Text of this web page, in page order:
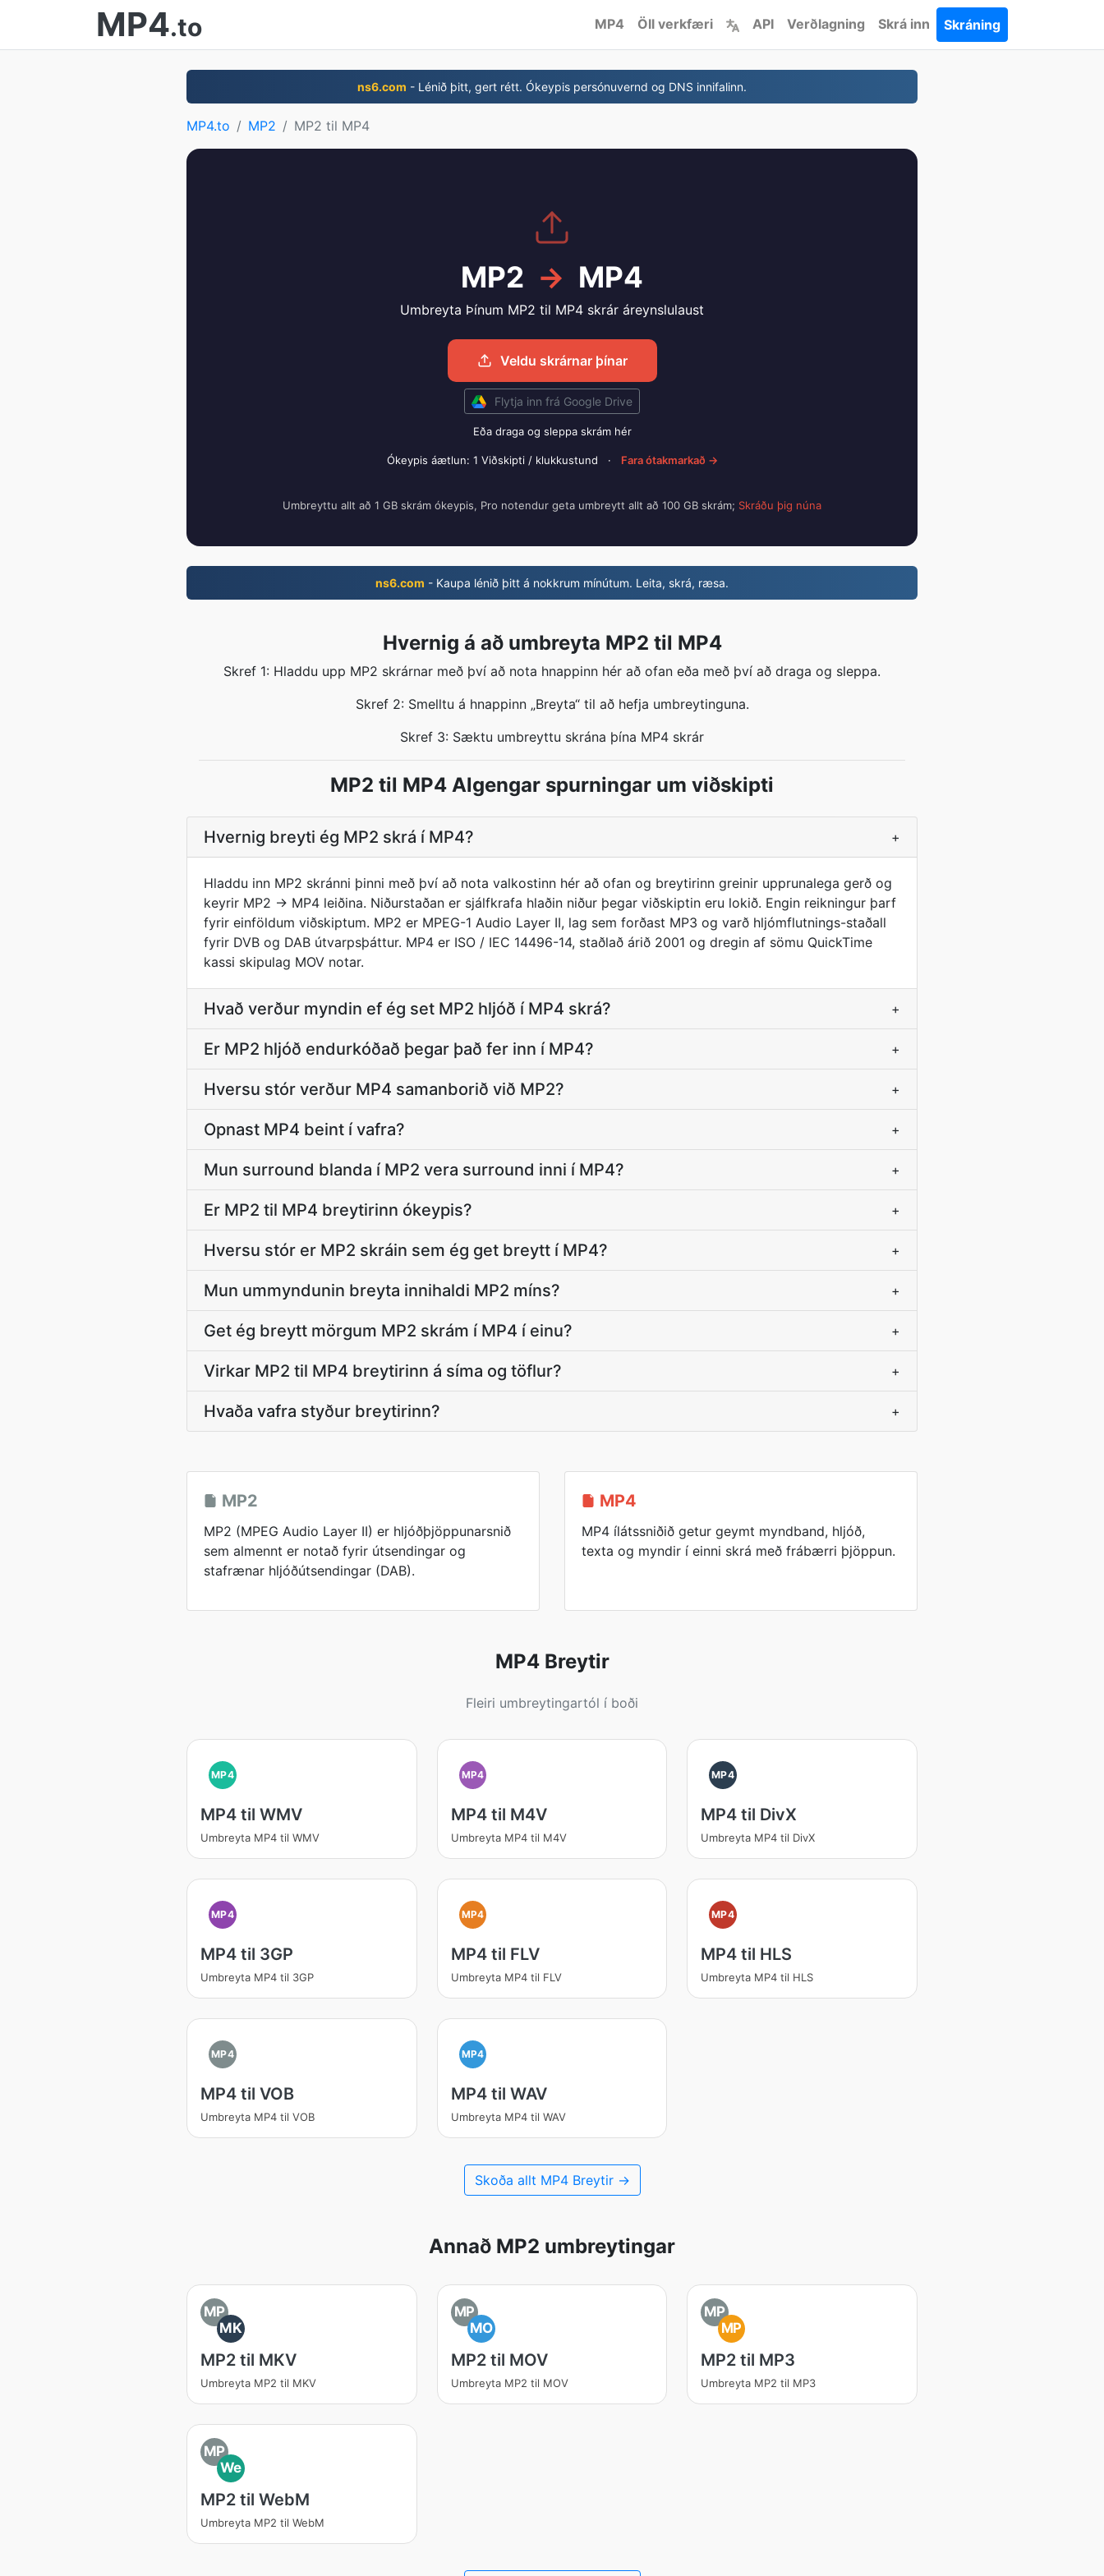
MP4.to MP4 Öll verkfæri API Verðlagning Skrá inn Skráning
ns6.com - Lénið þitt, gert rétt. Ókeypis persónuvernd og DNS innifalinn.
MP4.to MP2 MP2 til MP4
MP2 → MP4
Umbreyta Þínum MP2 til MP4 skrár áreynslulaust
Veldu skrárnar þínar
Flytja inn frá Google Drive
Eða draga og sleppa skrám hér
Ókeypis áætlun: 1 Viðskipti / klukkustund · Fara ótakmarkað →
Umbreyttu allt að 1 GB skrám ókeypis, Pro notendur geta umbreytt allt að 100 GB skrám; Skráðu þig núna
ns6.com - Kaupa lénið þitt á nokkrum mínútum. Leita, skrá, ræsa.
Hvernig á að umbreyta MP2 til MP4
Skref 1: Hladdu upp MP2 skrárnar með því að nota hnappinn hér að ofan eða með því að draga og sleppa.
Skref 2: Smelltu á hnappinn „Breyta“ til að hefja umbreytinguna.
Skref 3: Sæktu umbreyttu skrána þína MP4 skrár
MP2 til MP4 Algengar spurningar um viðskipti
Hvernig breyti ég MP2 skrá í MP4? +
Hladdu inn MP2 skránni þinni með því að nota valkostinn hér að ofan og breytirinn greinir upprunalega gerð og
keyrir MP2 → MP4 leiðina. Niðurstaðan er sjálfkrafa hlaðin niður þegar viðskiptin eru lokið. Engin reikningur þarf
fyrir einföldum viðskiptum. MP2 er MPEG-1 Audio Layer II, lag sem forðast MP3 og varð hljómflutnings-staðall
fyrir DVB og DAB útvarpsþáttur. MP4 er ISO / IEC 14496-14, staðlað árið 2001 og dregin af sömu QuickTime
kassi skipulag MOV notar.
Hvað verður myndin ef ég set MP2 hljóð í MP4 skrá? +
Er MP2 hljóð endurkóðað þegar það fer inn í MP4? +
Hversu stór verður MP4 samanborið við MP2? +
Opnast MP4 beint í vafra? +
Mun surround blanda í MP2 vera surround inni í MP4? +
Er MP2 til MP4 breytirinn ókeypis? +
Hversu stór er MP2 skráin sem ég get breytt í MP4? +
Mun ummyndunin breyta innihaldi MP2 míns? +
Get ég breytt mörgum MP2 skrám í MP4 í einu? +
Virkar MP2 til MP4 breytirinn á síma og töflur? +
Hvaða vafra styður breytirinn? +
MP2
MP2 (MPEG Audio Layer II) er hljóðþjöppunarsnið
sem almennt er notað fyrir útsendingar og
stafrænar hljóðútsendingar (DAB).
MP4
MP4 ílátssniðið getur geymt myndband, hljóð,
texta og myndir í einni skrá með frábærri þjöppun.
MP4 Breytir
Fleiri umbreytingartól í boði
MP4
MP4 til WMV
Umbreyta MP4 til WMV
MP4
MP4 til M4V
Umbreyta MP4 til M4V
MP4
MP4 til DivX
Umbreyta MP4 til DivX
MP4
MP4 til 3GP
Umbreyta MP4 til 3GP
MP4
MP4 til FLV
Umbreyta MP4 til FLV
MP4
MP4 til HLS
Umbreyta MP4 til HLS
MP4
MP4 til VOB
Umbreyta MP4 til VOB
MP4
MP4 til WAV
Umbreyta MP4 til WAV
Skoða allt MP4 Breytir →
Annað MP2 umbreytingar
MP
MK
MP2 til MKV
Umbreyta MP2 til MKV
MP
MO
MP2 til MOV
Umbreyta MP2 til MOV
MP
MP
MP2 til MP3
Umbreyta MP2 til MP3
MP
We
MP2 til WebM
Umbreyta MP2 til WebM